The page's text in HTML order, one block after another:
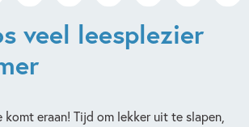
veel leesplezier
komt eraan! Tijd om lekker uit te slapen,